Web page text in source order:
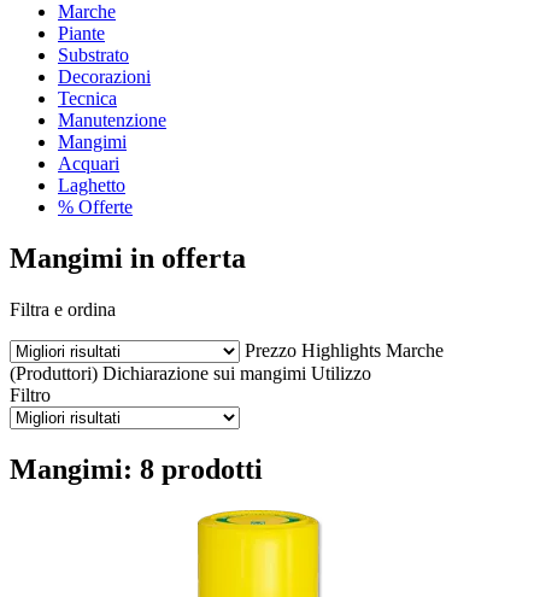
Marche
Piante
Substrato
Decorazioni
Tecnica
Manutenzione
Mangimi
Acquari
Laghetto
% Offerte
Mangimi in offerta
Filtra e ordina
Prezzo Highlights Marche
(Produttori) Dichiarazione sui mangimi Utilizzo
Filtro
Mangimi: 8 prodotti